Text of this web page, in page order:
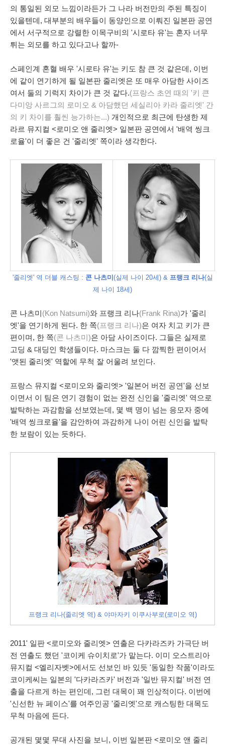
의 통일된 외모 느낌이라든가 그 나라 버전만의 주된 특징이
있을텐데, 대부분의 배우들이 동양인으로 이뤄진 일본판 공연
에서 서구적으로 강렬한 이목구비의 '시로타 유'는 혼자 너무
튀는 외모를 하고 있다고나 할까-
스페인계 혼혈 배우 '시로타 유'는 키도 참 큰 것 같은데, 이번
에 같이 연기하게 될 일본판 줄리엣은 또 매우 아담한 사이즈
여서 둘의 기럭지 차이가 큰 것 같다.(프랑스 초연 때의 '키 큰
다미앙 사르그의 로미오 & 아담했던 세실리아 카라 줄리엣' 간
의 키 차이를 훨씬 능가하는...) 개인적으로 최근에 탄생한 제
라르 뮤지컬 <로미오 앤 줄리엣> 일본판 공연에서 '배역 씽크
로율'이 더 좋은 건 '줄리엣' 쪽이라 생각한다.
'줄리엣' 역 더블 캐스팅 : 콘 나츠미 (실제 나이 20세) & 프랭크 리나(실
제 나이 18세)
콘 나츠미 (Kon Natsumi)와 프랭크 리나(Frank Rina)가 '줄리
엣'을 연기하게 된다. 한 쪽(프랭크 리나)은 여자 치고 키가 큰
편이며, 한 쪽(콘 나츠미)은 아담 사이즈이다. 그들은 실제로
고딩 & 대딩인 학생들이다. 마스크는 둘 다 깜찍한 편이어서
'앳된 줄리엣' 역할에 무척 잘 어울려 보인다.
프랑스 뮤지컬 <로미오와 줄리엣> '일본어 버전 공연'을 선보
이면서 이 팀은 연기 경험이 없는 완전 신인을 '줄리엣' 역으로
발탁하는 과감함을 선보였는데, 몇 백 명이 넘는 응모자 중에
'배역 씽크로율'을 감안하여 과감하게 나이 어린 신인을 발탁
한 보람이 있는 듯하다.
프랭크 리나(줄리엣 역) & 야마자키 이쿠사부로(로미오 역)
2011' 일판 <로미오와 줄리엣> 연출은 다카라즈카 가극단 버
전 연출도 했던 '코이케 슈이치로'가 맡는다. 이미 오스트리아
뮤지컬 <엘리자벳>에서도 선보인 바 있듯 '동일한 작품'이라도
코이케씨는 일본의 '다카라즈카' 버전과 '일반 뮤지컬' 버전 연
출을 다르게 하는 편인데, 그런 대목이 꽤 인상적이다. 이번에
'신선한 뉴 페이스'를 여주인공 '줄리엣'으로 캐스팅한 대목도
무척 마음에 든다.
공개된 몇몇 무대 사진을 보니, 이번 일본판 <로미오 앤 줄리